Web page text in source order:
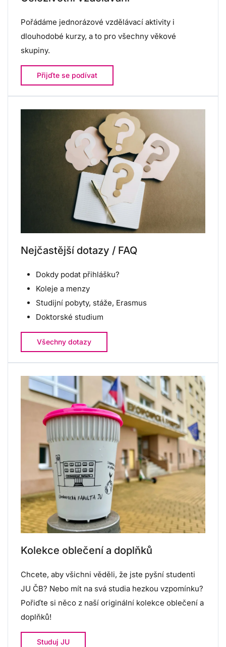
Pořádáme jednorázové vzdělávací aktivity i
dlouhodobé kurzy, a to pro všechny věkové
skupiny.
Přijďte se podívat
Nejčastější dotazy / FAQ
Dokdy podat přihlášku?
Koleje a menzy
Studijní pobyty, stáže, Erasmus
Doktorské studium
Všechny dotazy
Kolekce oblečení a doplňků
Chcete, aby všichni věděli, že jste pyšní studenti
JU ČB? Nebo mít na svá studia hezkou vzpomínku?
Pořiďte si něco z naší originální kolekce oblečení a
doplňků!
Studuj JU